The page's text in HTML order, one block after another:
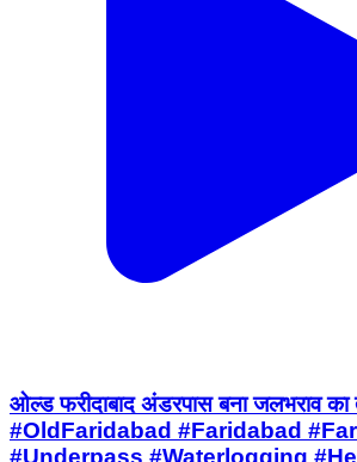
ओल्ड फरीदाबाद अंडरपास बना जलभराव का
#OldFaridabad #Faridabad
#Underpass #Waterlogging